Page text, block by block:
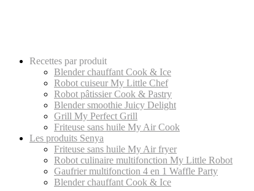
Recettes par produit
Blender chauffant Cook & Ice
Robot cuiseur My Little Chef
Robot pâtissier Cook & Pastry
Blender smoothie Juicy Delight
Grill My Perfect Grill
Friteuse sans huile My Air Cook
Les produits Senya
Friteuse sans huile My Air fryer
Robot culinaire multifonction My Little Robot
Gaufrier multifonction 4 en 1 Waffle Party
Blender chauffant Cook & Ice